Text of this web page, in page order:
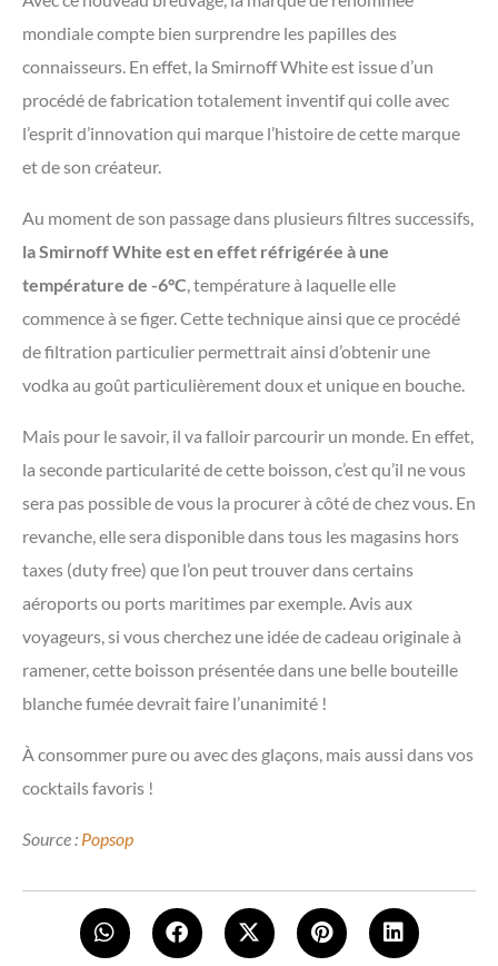
mondiale compte bien surprendre les papilles des
connaisseurs. En effet, la Smirnoff White est issue d’un
procédé de fabrication totalement inventif qui colle avec
l’esprit d’innovation qui marque l’histoire de cette marque
et de son créateur.
Au moment de son passage dans plusieurs filtres successifs,
la Smirnoff White est en effet réfrigérée à une
température de -6°C , température à laquelle elle
commence à se figer. Cette technique ainsi que ce procédé
de filtration particulier permettrait ainsi d’obtenir une
vodka au goût particulièrement doux et unique en bouche.
Mais pour le savoir, il va falloir parcourir un monde. En effet,
la seconde particularité de cette boisson, c’est qu’il ne vous
sera pas possible de vous la procurer à côté de chez vous. En
revanche, elle sera disponible dans tous les magasins hors
taxes (duty free) que l’on peut trouver dans certains
aéroports ou ports maritimes par exemple. Avis aux
voyageurs, si vous cherchez une idée de cadeau originale à
ramener, cette boisson présentée dans une belle bouteille
blanche fumée devrait faire l’unanimité !
À consommer pure ou avec des glaçons, mais aussi dans vos
cocktails favoris !
Source : Popsop